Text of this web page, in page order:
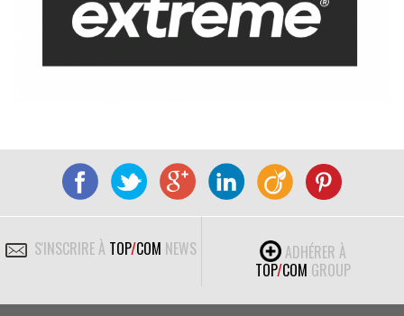
S'INSCRIRE À TOP/COM NEWS
ADHÉRER À
TOP/COM GROUP